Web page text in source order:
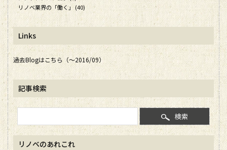
リノベ業界の「働く」 (40)
Links
過去Blogはこちら（～2016/09）
記事検索
検索
リノベのあれこれ